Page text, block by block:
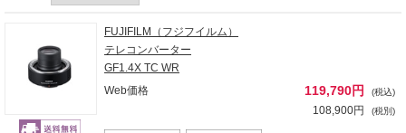
FUJIFILM（フジフイルム）
テレコンバーター
GF1.4X TC WR
Web価格
119,790円 (税込)
108,900円 (税別)